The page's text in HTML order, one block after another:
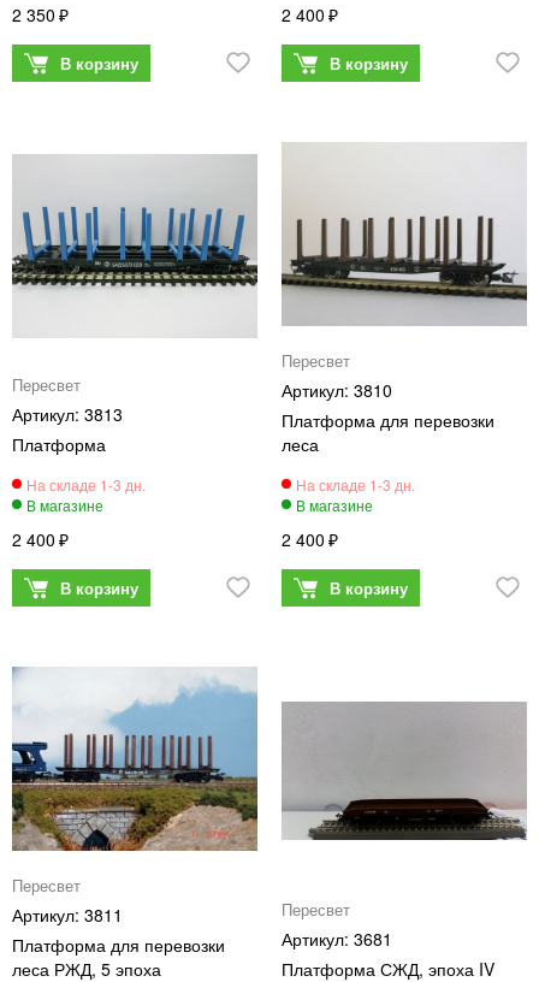
2 350 2 400
Пересвет
3813
Платформа
2 400
Пересвет
3810
Платформа для перевозки
леса
2 400
Пересвет
3811
Платформа для перевозки
леса РЖД, 5 эпоха
Пересвет
3681
Платформа СЖД, эпоха IV